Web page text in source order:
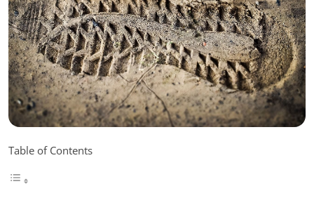
Table of Contents